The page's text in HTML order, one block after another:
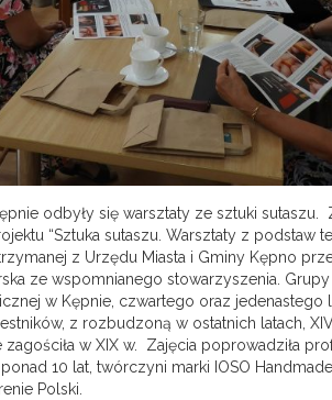
odbyły się warsztaty ze sztuki sutaszu.
“Sztuka sutaszu. Warsztaty z podstaw
z Urzędu Miasta i Gminy Kępno
ze wspomnianego stowarzyszenia.
w Kępnie, czwartego oraz jedenastego
z rozbudzoną w ostatnich latach,
zagościła w XIX w. Zajęcia poprowadziła
10 lat, twórczyni marki IOSO
Polski.